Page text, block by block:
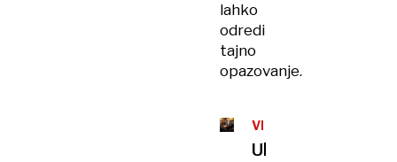
lahko
odredi
tajno
opazovanje.
VELIKA
TATVINA
Ukradli